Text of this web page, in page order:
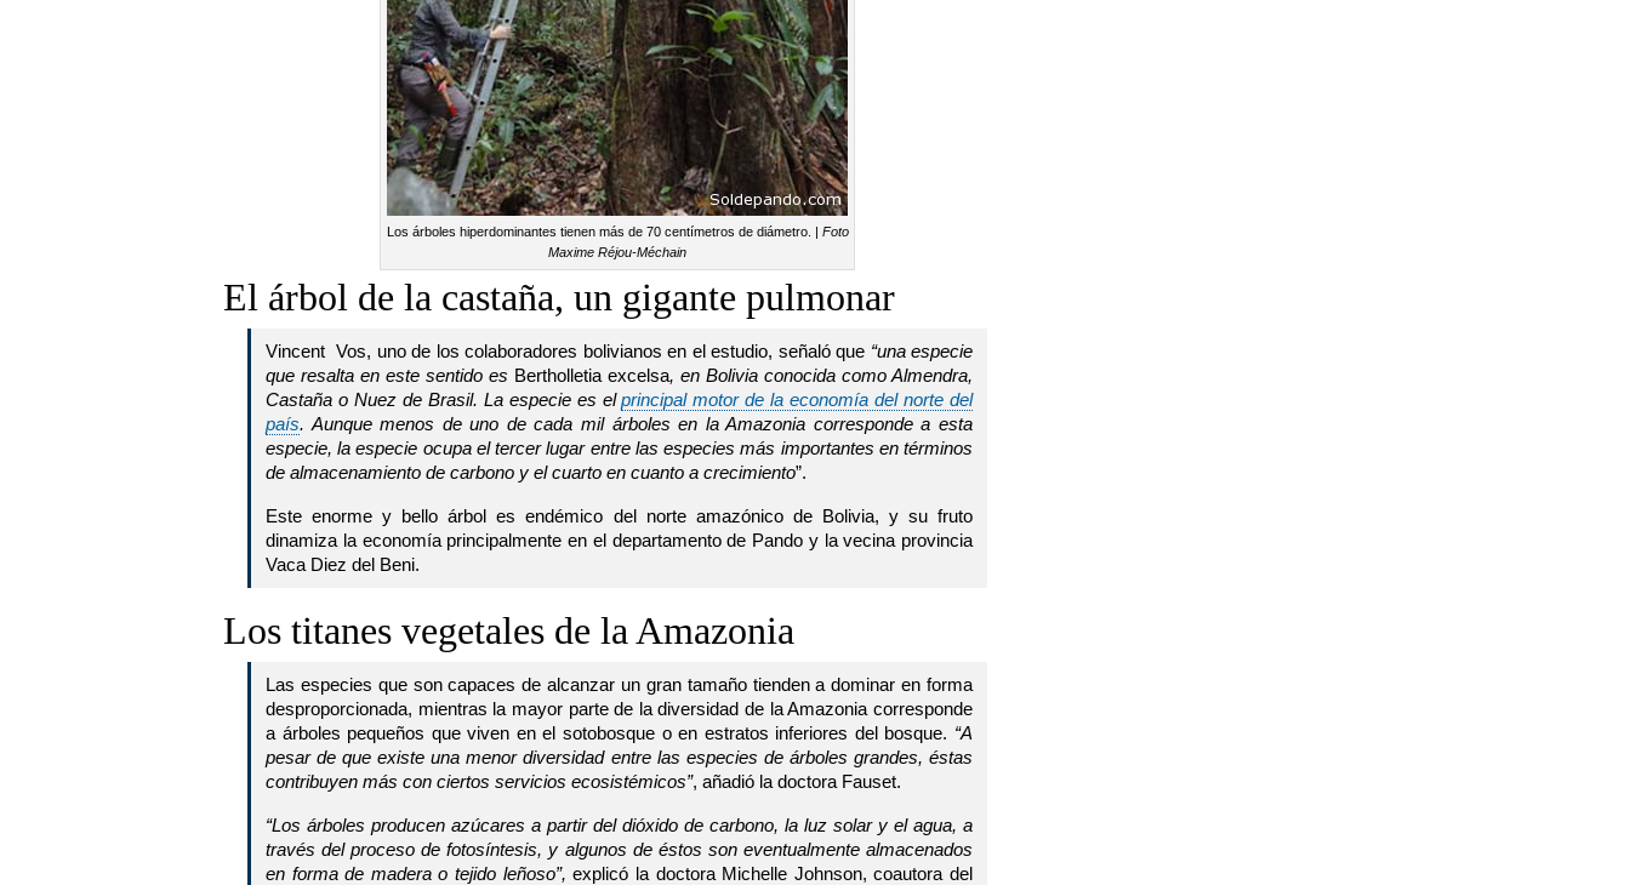
Los árboles hiperdominantes tienen más de 70 centímetros de diámetro. | Foto
Maxime Réjou-Méchain
El árbol de la castaña, un gigante pulmonar
Vincent Vos, uno de los colaboradores bolivianos en el estudio, señaló que “una especie
que resalta en este sentido es Bertholletia excelsa, en Bolivia conocida como Almendra,
Castaña o Nuez de Brasil. La especie es elprincipal motor de la economía del norte del
país. Aunque menos de uno de cada mil árboles en la Amazonia corresponde a esta
especie, la especie ocupa el tercer lugar entre las especies más importantes en términos
de almacenamiento de carbono y el cuarto en cuanto a crecimiento”.
Este enorme y bello árbol es endémico del norte amazónico de Bolivia, y su fruto
dinamiza la economía principalmente en el departamento de Pando y la vecina provincia
Vaca Diez del Beni.
Los titanes vegetales de la Amazonia
Las especies que son capaces de alcanzar un gran tamaño tienden a dominar en forma
desproporcionada, mientras la mayor parte de la diversidad de la Amazonia corresponde
a árboles pequeños que viven en el sotobosque o en estratos inferiores del bosque. “A
pesar de que existe una menor diversidad entre las especies de árboles grandes, éstas
contribuyen más con ciertos servicios ecosistémicos”, añadió la doctora Fauset.
“Los árboles producen azúcares a partir del dióxido de carbono, la luz solar y el agua, a
través del proceso de fotosíntesis, y algunos de éstos son eventualmente almacenados
en forma de madera o tejido leñoso”, explicó la doctora Michelle Johnson, coautora del